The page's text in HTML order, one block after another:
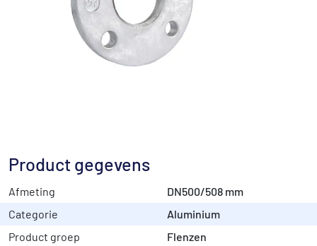
Product gegevens
Afmeting
DN500/508 mm
Categorie
Aluminium
Product groep
Flenzen